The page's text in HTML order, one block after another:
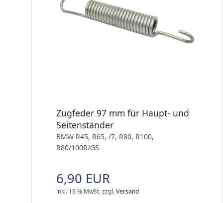
Zugfeder 97 mm für Haupt- und
Seitenständer
BMW R45, R65, /7, R80, R100,
R80/100R/GS
6,90 EUR
inkl. 19 % MwSt.zzgl.Versand